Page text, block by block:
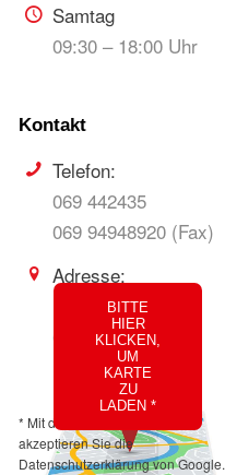
Samtag
09:30 – 18:00 Uhr
Telefon:
069 442435
069 94948920 (Fax)
Adresse:
Berger Str. 38
60316 Frankfurt
BITTE
HIER
KLICKEN,
UM
KARTE
ZU
LADEN *
* Mit dem Laden der Karte
akzeptieren Sie die
Datenschutzerklärung von Google.